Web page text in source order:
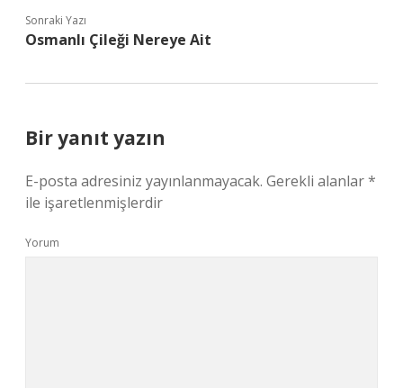
Sonraki Yazı
Osmanlı Çileği Nereye Ait
Bir yanıt yazın
E-posta adresiniz yayınlanmayacak. Gerekli alanlar*
ile işaretlenmişlerdir
Yorum